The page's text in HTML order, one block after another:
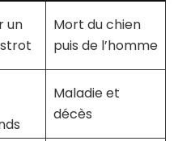
un
Mort du chien
puis de l’homme
Maladie et
décès